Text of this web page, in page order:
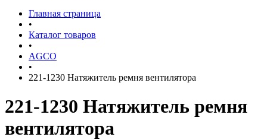
Главная страница
•
Каталог товаров
•
AGCO
•
221-1230 Натяжитель ремня вентилятора
221-1230 Натяжитель ремня
вентилятора